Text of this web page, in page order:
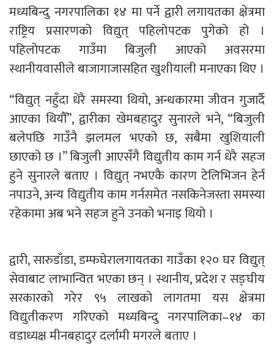
मध्यबिन्दु नगरपालिका १४ मा पर्ने द्वारी लगायतका क्षेत्रमा
राष्ट्रिय प्रसारणको विद्युत् पहिलोपटक पुगेको हो ।
पहिलोपटक गाउँमा बिजुली आएको अवसरमा
स्थानीयवासीले बाजागाजासहित खुशीयाली मनाएका थिए ।
“विद्युत् नहुँदा धेरै समस्या थियो, अन्धकारमा जीवन गुजार्दै
आएका थियौँ”, द्वारीका खेमबहादुर सुनारले भने, “बिजुली
बलेपछि गाउँनै झलमल भएको छ, सबैमा खुशियाली
छाएको छ ।” बिजुली आएसँगै विद्युतीय काम गर्न धेरै सहज
हुने सुनारले बताए । विद्युत् नभएकै कारण टेलिभिजन हेर्न
नपाउने, अन्य विद्युतीय काम गर्नसमेत नसकिनेजस्ता समस्या
रहेकामा अब भने सहज हुने उनको भनाइ थियो ।
द्वारी, सारुडाँडा, डम्फघेरालगायतका गाउँका १२० घर विद्युत्
सेवाबाट लाभान्वित भएका छन् । स्थानीय, प्रदेश र सङ्घीय
सरकारको गरेर ९५ लाखको लागतमा यस क्षेत्रमा
विद्युतीकरण गरिएको मध्यबिन्दु नगरपालिका–१४ का
वडाध्यक्ष मीनबहादुर दर्लामी मगरले बताए ।